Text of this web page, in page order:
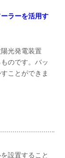
ラーを活用す
光発電装置
のです。バッ
ことができま
設置すること